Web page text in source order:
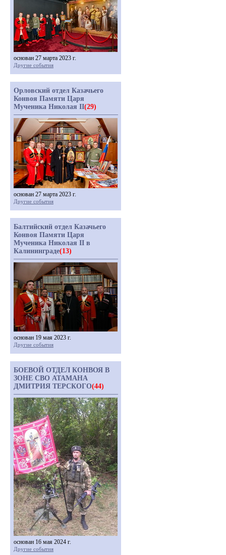
основан 27 марта 2023 г.
Другие события
Орловский отдел Казачьего
Конвоя Памяти Царя
Мученика Николая II(29)
основан 27 марта 2023 г.
Другие события
Балтийский отдел Казачьего
Конвоя Памяти Царя
Мученика Николая II в
Калининграде(13)
основан 19 мая 2023 г.
Другие события
БОЕВОЙ ОТДЕЛ КОНВОЯ В
ЗОНЕ СВО АТАМАНА
ДМИТРИЯ ТЕРСКОГО(44)
основан 16 мая 2024 г.
Другие события